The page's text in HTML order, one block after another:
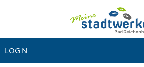
LOGIN